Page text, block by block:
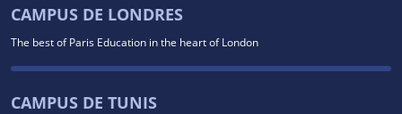
CAMPUS DE LONDRES
The best of Paris Education in the heart of London
CAMPUS DE TUNIS